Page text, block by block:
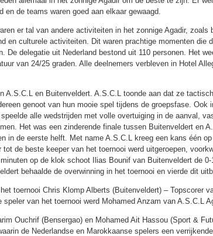
en de teams waren goed aan elkaar gewaagd.
er tal van andere activiteiten in het zonnige Agadir, zoals
en culturele activiteiten. Dit waren prachtige momenten die
De delegatie uit Nederland bestond uit 110 personen. Het
van 24/25 graden. Alle deelnemers verbleven in Hotel
A.S.C.L en Buitenveldert. A.S.C.L toonde aan dat ze
genoot van hun mooie spel tijdens de groepsfase. Ook
alle wedstrijden met volle overtuiging in de aanval,
Het was een zinderende finale tussen Buitenveldert en
in de eerste helft. Met name A.S.C.L kreeg een kans één
tot de beste keeper van het toernooi werd uitgeroepen,
op de klok schoot Ilias Bounif van Buitenveldert de 0-
behaalde de overwinning in het toernooi en vierde dit
toernooi Chris Klomp Alberts (Buitenveldert) – Topscorer
speler van het toernooi werd Mohamed Anzam van A.S.C.L
Ouchrif (Bensergao) en Mohamed Ait Hassou (Sport &
de Nederlandse en Marokkaanse spelers een